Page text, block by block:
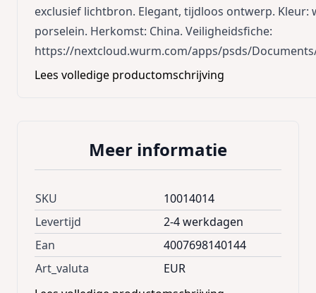
exclusief lichtbron. Elegant, tijdloos ontwerp. Kleur:
porselein. Herkomst: China. Veiligheidsfiche:
https://nextcloud.wurm.com/apps/psds/
Lees volledige productomschrijving
Meer informatie
SKU
10014014
Levertijd
2-4 werkdagen
Ean
4007698140144
Art_valuta
EUR